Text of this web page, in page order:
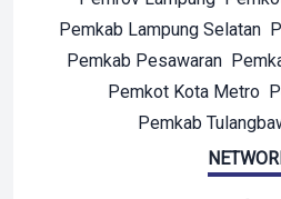
Pemkab Lampung Selatan
Pemkab Pesawaran
Pemkot Kota Metro
Pemkab